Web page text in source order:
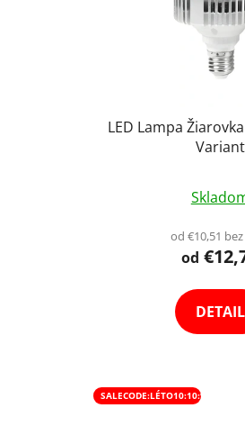
LED Lampa
Variant
je
z
od €10,51
od
DETAIL
SALECODE:LÉTO10:10:%